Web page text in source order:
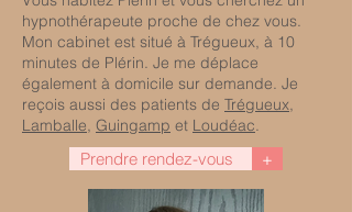
hypnothérapeute proche de chez vous.
Mon cabinet est situé à Trégueux, à 10
minutes de Plérin. Je me déplace
également à domicile sur demande. Je
reçois aussi des patients de Trégueux,
Lamballe, Guingamp et Loudéac.
Prendre rendez-vous +